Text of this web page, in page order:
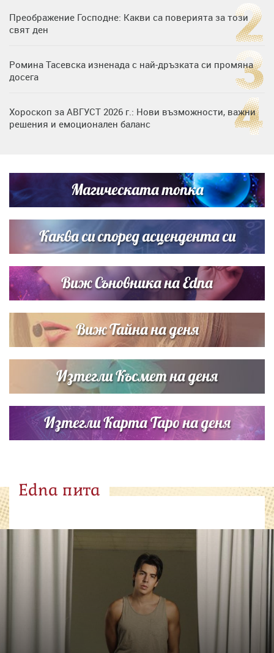
Преображение Господне: Какви са поверията за този
свят ден
Ромина Тасевска изненада с най-дръзката си промяна
досега
Хороскоп за АВГУСТ 2026 г.: Нови възможности, важни
решения и емоционален баланс
си деца на семейна морска приказка
Звездна ваканция в Майорка: Дженифър Анистън,
Кортни Кокс и Джим Къртис заедно на яхта
Магическата топка
Каква си според асцендента си
Виж Съновника на Edna
Виж Тайна на деня
Изтегли Късмет на деня
Изтегли Карта Таро на деня
Edna пита